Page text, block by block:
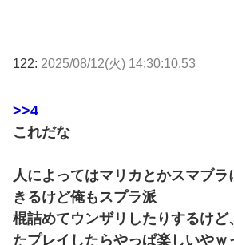
122: 2025/08/12(火) 14:30:10.53
>>4
これだな
人によってはマリカとかスマブ
きるけど俺もスプラ派
棍詰めてウンザリしたりするけど
たプレイしたらやっぱ楽しいやｗ